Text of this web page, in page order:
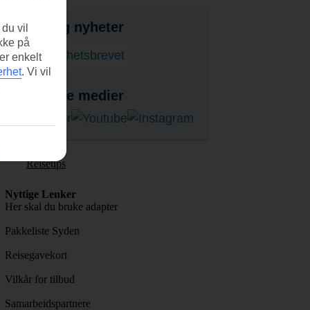
tips og nyheter
på nyhetsbrevet
i sosiale medier
Reisetips
Nyttige Lenker
Her skal du bruke adapter
Pakkeliste Syden
Reisegavekort
Vilkår for tilbud
Samarbeidspartnere
vil
på
enkelt
. Vi vil